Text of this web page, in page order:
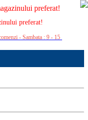
preferat!
preferat!
- Sambata : 9 - 15